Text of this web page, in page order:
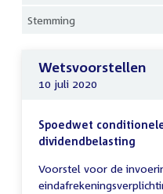
Stemming
Wetsvoorstellen
10 juli 2020
Spoedwet
dividendbelasting
Voorstel voor de